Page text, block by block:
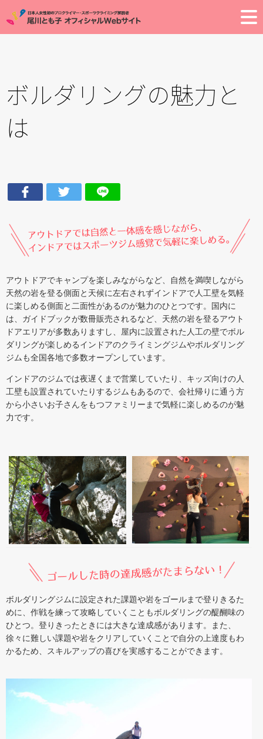
ボルダリングの魅力と
は
アウトドアでキャンプを楽しみながらなど、自然を満喫しながら
天然の岩を登る側面と天候に左右されずインドアで人工壁を気軽
に楽しめる側面と二面性があるのが魅力のひとつです。国内に
は、ガイドブックが数冊販売されるなど、天然の岩を登るアウト
ドアエリアが多数ありますし、屋内に設置された人工の壁でボル
ダリングが楽しめるインドアのクライミングジムやボルダリング
ジムも全国各地で多数オープンしています。
インドアのジムでは夜遅くまで営業していたり、キッズ向けの人
工壁も設置されていたりするジムもあるので、会社帰りに通う方
から小さいお子さんをもつファミリーまで気軽に楽しめるのが魅
力です。
ボルダリングジムに設定された課題や岩をゴールまで登りきるた
めに、作戦を練って攻略していくこともボルダリングの醍醐味の
ひとつ。登りきったときには大きな達成感があります。また、
徐々に難しい課題や岩をクリアしていくことで自分の上達度もわ
かるため、スキルアップの喜びを実感することができます。